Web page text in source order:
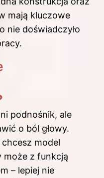
mają kluczowe
nie doświadczyło
podnośnik, ale
o ból głowy.
model
może z funkcją
– lepiej nie